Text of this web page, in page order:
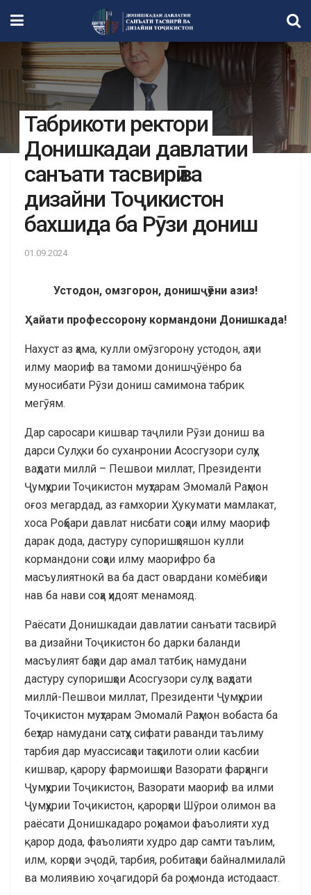
Табрикоти ректори
Донишкадаи давлатии
санъати тасвирӣ ва
дизайни Тоҷикистон
бахшида ба Рӯзи дониш
01.09.2024
Устодон, омзгорон, донишҷӯёни азиз!
Ҳайати профессорону кормандони Донишкада!
Нахуст аз ҳама, кулли омӯзгорону устодон, аҳли
илму маориф ва тамоми донишҷӯёнро ба
муносибати Рӯзи дониш самимона табрик
мегӯям.
Дар саросари кишвар таҷлили Рӯзи дониш ва
дарси Сулҳ, ки бо суханронии Асосгузори сулҳу
ваҳдати миллӣ – Пешвои миллат, Президенти
Ҷумҳурии Тоҷикистон муҳтарам Эмомалӣ Раҳмон
оғоз мегардад, аз ғамхории Ҳукумати мамлакат,
хоса Роҳбари давлат нисбати соҳаи илму маориф
дарак дода, дастуру супоришҳояшон кулли
кормандони соҳаи илму маорифро ба
масъулиятнокӣ ва ба даст овардани комёбиҳои
нав ба нави соҳа ҳидоят менамояд.
Раёсати Донишкадаи давлатии санъати тасвирӣ
ва дизайни Тоҷикистон бо дарки баланди
масъулият баҳри дар амал татбиқ намудани
дастуру супоришҳои Асосгузори сулҳу ваҳдати
миллӣ-Пешвои миллат, Президенти Ҷумҳурии
Тоҷикистон муҳтарам Эмомалӣ Раҳмон вобаста ба
беҳтар намудани сатҳу сифати раванди таълиму
тарбия дар муассисаҳои таҳсилоти олии касбии
кишвар, қарору фармоишҳои Вазорати фарҳанги
Ҷумҳурии Тоҷикистон, Вазорати маориф ва илми
Ҷумҳурии Тоҷикистон, қарорҳои Шӯрои олимон ва
раёсати Донишкадаро роҳнамои фаъолияти худ
қарор дода, фаъолияти худро дар самти таълим,
илм, корҳои эҷодӣ, тарбия, робитаҳои байналмилалӣ
ва молиявию хоҷагидорӣ ба роҳ монда истодааст.